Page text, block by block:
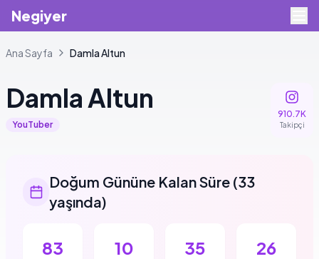
Negiyer
Ana Sayfa DamlaAltun
Damla Altun
YouTuber
910.7K
Takipçi
Doğum Gününe Kalan Süre (33
yaşında)
83 10 35 25